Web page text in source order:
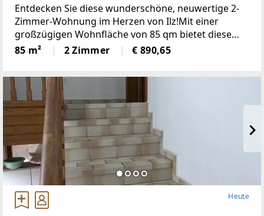
Entdecken Sie diese wunderschöne, neuwertige 2-
Zimmer-Wohnung im Herzen von Ilz!Mit einer
großzügigen Wohnfläche von 85 qm bietet diese
Wohnung den idealen Raumfür Singles oder Paare.
Die lichtdurchfluteten Räume überzeugen durch
85 m² 2 Zimmer € 890,65
Heute